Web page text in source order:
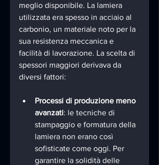
meglio disponibile. La lamiera
utilizzata era spesso in acciaio al
carbonio, un materiale noto per la
sua resistenza meccanica e
facilità di lavorazione. La scelta di
spessori maggiori derivava da
diversi fattori:
Processi di produzione meno
avanzati: le tecniche di
stampaggio e formatura della
lamiera non erano così
sofisticate come oggi. Per
garantire la solidità delle